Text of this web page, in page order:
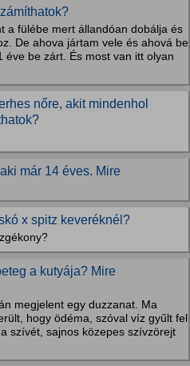
a fülébe mert állandóan dobálja és
De ahova jártam vele és ahová be
éve be zárt. És most van itt olyan
nőre, akit mindenhol
már 14 éves. Mire
x spitz keveréknél?
a kutyája? Mire
megjelent egy duzzanat. Ma
hogy ödéma, szóval víz gyűlt fel
szívét, sajnos közepes szívzörejt